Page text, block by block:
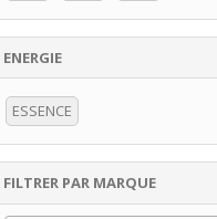
ENERGIE
ESSENCE
FILTRER PAR MARQUE